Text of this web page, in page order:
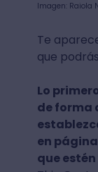
Imagen: Raiola
Te
que
Lo
de forma
en
que